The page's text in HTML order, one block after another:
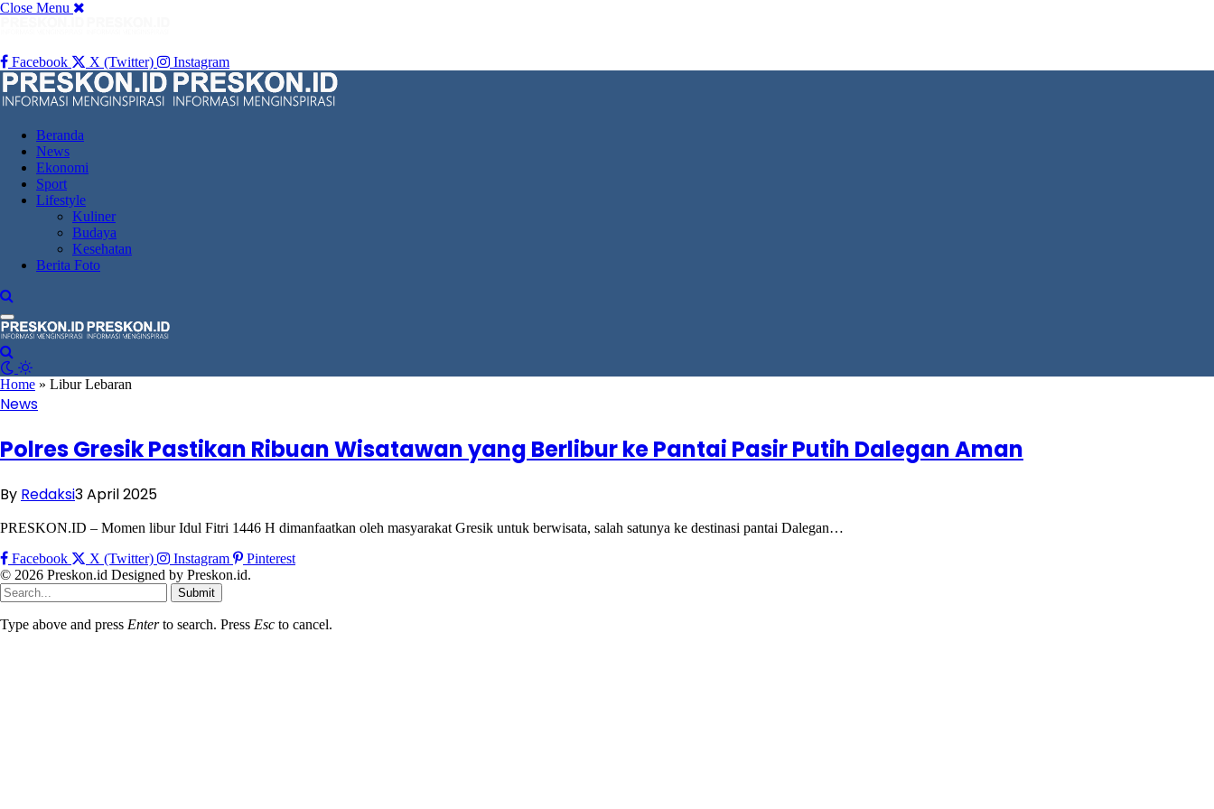
Close Menu
Facebook X (Twitter) Instagram
Beranda
News
Ekonomi
Sport
Lifestyle
Kuliner
Budaya
Kesehatan
Berita Foto
Home » Libur Lebaran
News
Polres Gresik Pastikan Ribuan Wisatawan yang Berlibur ke Pantai Pasir Putih Dalegan Aman
By Redaksi3 April 2025
PRESKON.ID – Momen libur Idul Fitri 1446 H dimanfaatkan oleh masyarakat Gresik untuk berwisata, salah satunya ke destinasi pantai Dalegan…
Facebook
X (Twitter) Instagram
Pinterest
© 2026 Preskon.id Designed by Preskon.id.
Submit
Type above and press Enterto search. Press Esc to cancel.